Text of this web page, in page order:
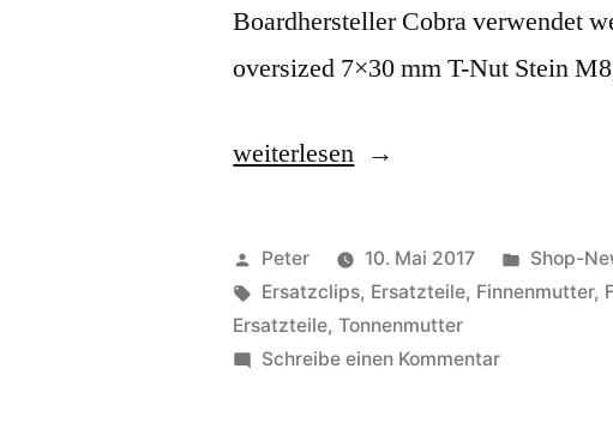
Boardhersteller Cobra verwendet
oversized 7×30 mm T-Nut Stein
„Windsurfing
Finnenmutter
&
Co.“
weiterlesen
Veröffentlicht
von
Peter 10. Mai 2017
in
Shop-
Schlagwörter:
Ersatzclips, Ersatzteile, Finnenmutter,
Ersatzteile,Tonnenmutter
Schreibe einen Kommentarzu